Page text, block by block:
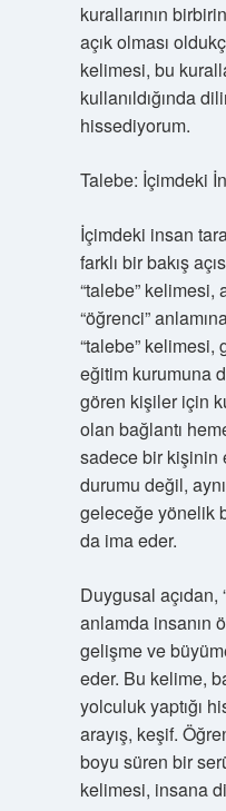
kurallarının
açık olması
kelimesi, bu
kullanıldığında
hissediyorum.
Talebe: İçimdeki
İçimdeki insan
farklı bir bakış
“talebe” kelimesi,
“öğrenci”
“talebe”
eğitim kurumuna
gören kişiler için
olan bağlantı
sadece bir kişinin
durumu değil,
geleceğe yönelik
da ima eder.
Duygusal açıdan,
anlamda insanın
gelişme ve
eder. Bu kelime,
yolculuk yaptığı
arayış, keşif.
boyu süren bir
kelimesi, insana